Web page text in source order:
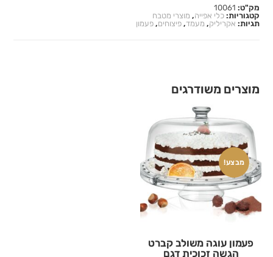
מק"ט: 10061
קטגוריות:כלי אפייה, מוצרי מטבח
תגיות: אקריליק, מעמד,פיצוחים,פעמון
מוצרים משודרגים
מבצע!
פעמון עוגה משולב קברט
הגשה זכוכית דגם